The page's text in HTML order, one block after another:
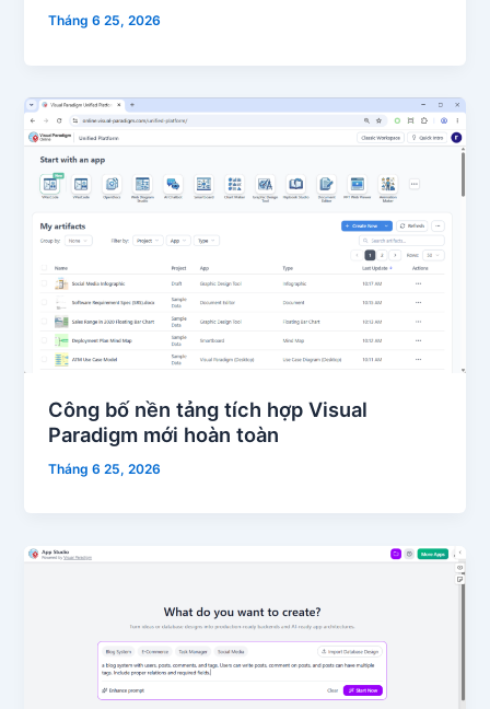
Tháng 6 25, 2026
Công bố nền tảng tích hợp Visual
Paradigm mới hoàn toàn
Tháng 6 25, 2026